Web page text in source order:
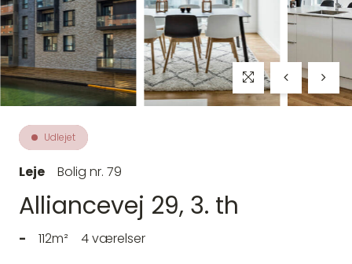
Udlejet
Leje Bolig nr. 79
Alliancevej 29, 3. th
- 112m² 4 værelser